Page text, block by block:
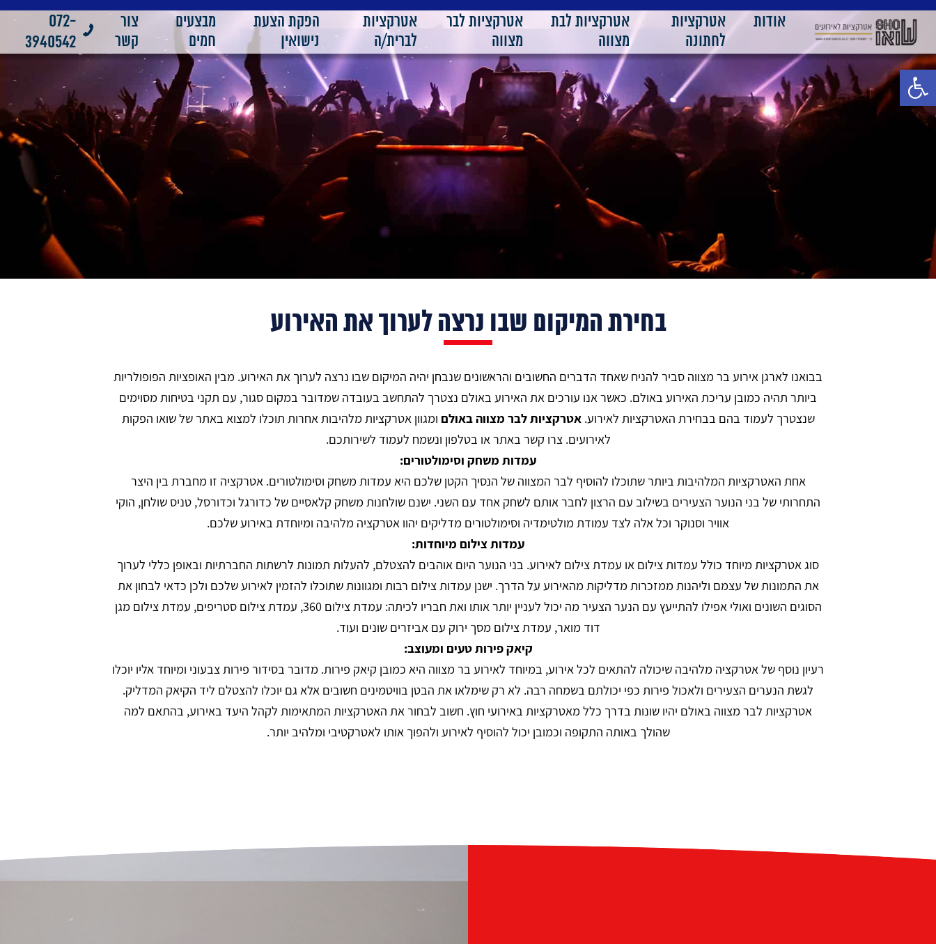
פתח סרגל נגישות
אודות
אטרקציות
לחתונה
אטרקציות לבת
מצווה
אטרקציות לבר
מצווה
אטרקציות
לברית/ה
הפקת הצעת
נישואין
מבצעים
חמים
צור
קשר
072-
3940542
בחירת המיקום שבו נרצה לערוך את האירוע
בבואנו לארגן אירוע בר מצווה סביר להניח שאחד הדברים החשובים והראשונים שנבחן יהיה המיקום שבו נרצה לערוך את האירוע. מבין האופציות הפופולריות
ביותר תהיה כמובן עריכת האירוע באולם. כאשר אנו עורכים את האירוע באולם נצטרך להתחשב בעובדה שמדובר במקום סגור, עם תקני בטיחות מסוימים
שנצטרך לעמוד בהם בבחירת האטרקציות לאירוע.אטרקציות לבר מצווה באולם ומגוון אטרקציות מלהיבות אחרות תוכלו למצוא באתר של שואו הפקות
לאירועים. צרו קשר באתר או בטלפון ונשמח לעמוד לשירותכם.
עמדות משחק וסימולטורים:
אחת האטרקציות המלהיבות ביותר שתוכלו להוסיף לבר המצווה של הנסיך הקטן שלכם היא עמדות משחק וסימולטורים. אטרקציה זו מחברת בין היצר
התחרותי של בני הנוער הצעירים בשילוב עם הרצון לחבר אותם לשחק אחד עם השני. ישנם שולחנות משחק קלאסיים של כדורגל וכדורסל, טניס שולחן, הוקי
אוויר וסנוקר וכל אלה לצד עמודת מולטימדיה וסימולטורים מדליקים יהוו אטרקציה מלהיבה ומיוחדת באירוע שלכם.
עמדות צילום מיוחדות:
סוג אטרקציות מיוחד כולל עמדות צילום או עמדת צילום לאירוע. בני הנוער היום אוהבים להצטלם, להעלות תמונות לרשתות החברתיות ובאופן כללי לערוך
את התמונות של עצמם וליהנות ממזכרות מדליקות מהאירוע על הדרך. ישנן עמדות צילום רבות ומגוונות שתוכלו להזמין לאירוע שלכם ולכן כדאי לבחון את
הסוגים השונים ואולי אפילו להתייעץ עם הנער הצעיר מה יכול לעניין יותר אותו ואת חבריו לכיתה: עמדת צילום 360, עמדת צילום סטריפים, עמדת צילום מגן
דוד מואר, עמדת צילום מסך ירוק עם אביזרים שונים ועוד.
קיאק פירותטעים ומעוצב:
רעיון נוסף של אטרקציה מלהיבה שיכולה להתאים לכל אירוע, במיוחד לאירוע בר מצווה היא כמובן קיאק פירות. מדובר בסידור פירות צבעוני ומיוחד אליו יוכלו
לגשת הנערים הצעירים ולאכול פירות כפי יכולתם בשמחה רבה. לא רק שימלאו את הבטן בוויטמינים חשובים אלא גם יוכלו להצטלם ליד הקיאק המדליק.
אטרקציות לבר מצווה באולם יהיו שונות בדרך כלל מאטרקציות באירועי חוץ. חשוב לבחור את האטרקציות המתאימות לקהל היעד באירוע, בהתאם למה
שהולך באותה התקופה וכמובן יכול להוסיף לאירוע ולהפוך אותו לאטרקטיבי ומלהיב יותר.